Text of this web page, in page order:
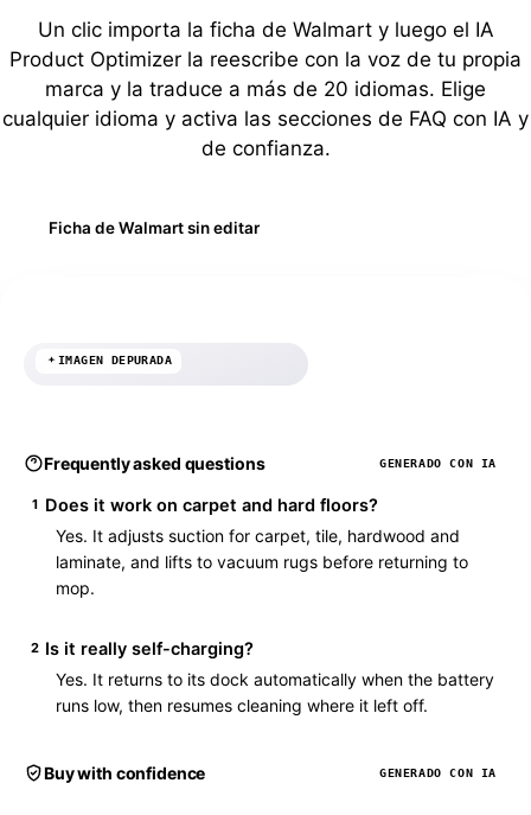
Un clic importa la ficha de Walmart y luego el IA
Product Optimizer la reescribe con la voz de tu propia
marca y la traduce a más de 20 idiomas. Elige
cualquier idioma y activa las secciones de FAQ con IA y
de confianza.
Ficha de Walmart sin editar
IMAGEN DEPURADA
Frequently asked questions GENERADO CON IA
1 Does it work on carpet and hard floors?
Yes. It adjusts suction for carpet, tile, hardwood and
laminate, and lifts to vacuum rugs before returning to
mop.
2 Is it really self-charging?
Yes. It returns to its dock automatically when the battery
runs low, then resumes cleaning where it left off.
Buy with confidence GENERADO CON IA